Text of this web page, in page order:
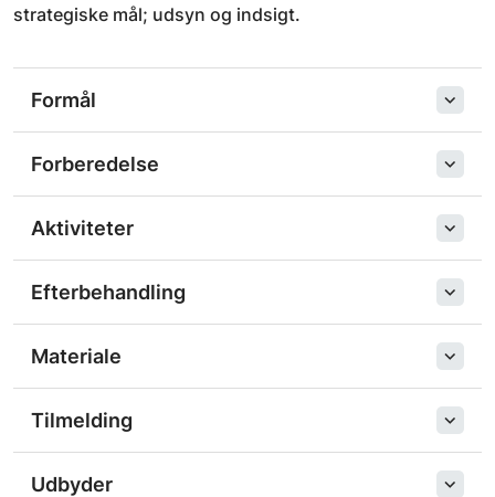
strategiske mål; udsyn og indsigt.
Formål
Forberedelse
Aktiviteter
Efterbehandling
Materiale
Tilmelding
Udbyder